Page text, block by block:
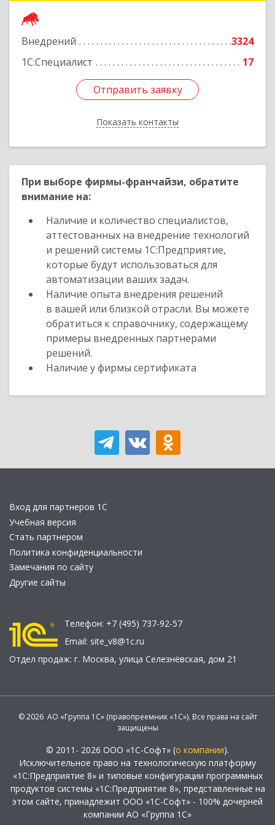
Внедрений
3324
1С:Специалист
17
Отправить заявку
Показать контакты
Отправить заявку
Назад
При выборе фирмы-франчайзи, обратите
внимание на:
Наличие и количество специалистов,
аттестованных на внедрение технологий
и решений системы 1С:Предприятие,
которые будут использоваться для
автоматизации ваших задач.
Наличие опыта внедрения решений
в вашей или близкой отрасли. Вы можете
обратиться к справочнику, содержащему
примеры внедренных партнерами
решений.
Наличие у фирмы сертификата
Вход для партнеров 1С
Учебная версия
Стать партнером
Политика конфиденциальности
Замечания по сайту
Другие сайты
Телефон: +7 (495) 737-92-57
Email: site_v8@1c.ru
Отдел продаж: г. Москва, улица Селезнёвская, дом 21
© 2026 АО «Группа 1С» (правопреемник «1С»). Все права на сайт
защищены
© 2011- 2026 ООО «1С-Софт» (о компании).
Исключительное право на технологическую платформу
«1С:Предприятие 8» и типовые конфигурации программных
продуктов системы «1С:Предприятие 8», представленные на
этом сайте, принадлежит ООО «1С-Софт» - 100% дочерней
компании АО «Группа 1С»